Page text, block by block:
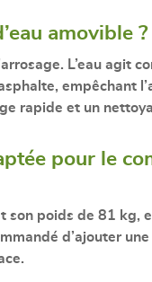
amovible ?
L’eau agit
empêchant
rapide et un
pour le
son poids de 81 kg,
d’ajouter